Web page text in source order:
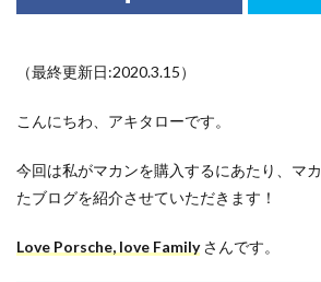
（最終更新日:2020.3.15）
こんにちわ、アキタローです。
今回は私がマカンを購入するにあたり、マ
たブログを紹介させていただきます！
Love Porsche, love Familyさんです。